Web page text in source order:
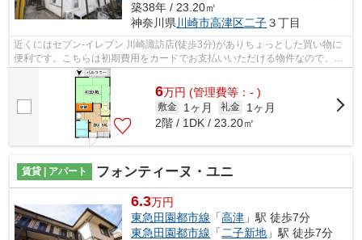
築38年 / 23.20㎡
神奈川県川崎市高津区二子３丁目
近くにはセブン-イレブン 川崎諏訪店(徒歩3分)がありちょっとした買い物に
便利です。こちらは初期費用をカードでお支払いいただける物件なので、支
払い手続きの手間が省けます。行く先...
6万円 (管理費等：- )
敷金 1ヶ月 礼金
1ヶ月
2階 / 1DK / 23.20㎡
賃貸 | アパート フォンティーヌ・ユニ
6.3万円
東急田園都市線 「高津 」駅 徒歩7分
東急田園都市線 「 二子新地 」駅 徒歩7分